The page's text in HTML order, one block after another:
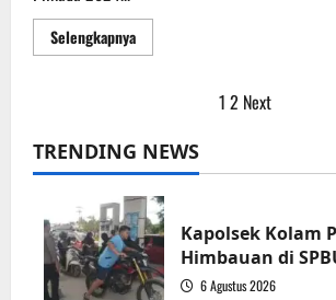
SelengkapnyaRead
more
Kampanye
Damai
Pilkada
pos
1 2 Next
TRENDING NEWS
Kapolsek Kolam
Himbauan di
6 Agustus 2026